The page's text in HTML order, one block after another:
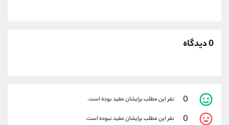
0 دیدگاه
0 نفر این مطلب برایشان مفید بوده است.
0 نفر این مطلب برایشان مفید نبوده است.